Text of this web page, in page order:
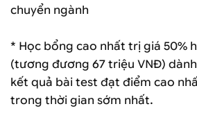
chuyển ngành
* Học bổng cao nhất trị giá 50%
(tương đương 67 triệu VNĐ)
kết quả bài test đạt điểm cao
trong thời gian sớm nhất.